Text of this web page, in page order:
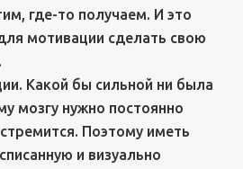
где-то получаем. И это
мотивации сделать свою
Какой бы сильной ни была
мозгу нужно постоянно
Поэтому иметь
и визуально